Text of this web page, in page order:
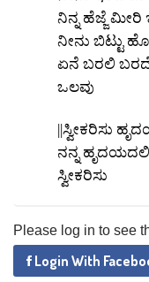
ನಿನ್ನ ಹೆಜ್ಜೆ ಮೀರಿ
ನೀನು ಬಿಟ್ಟು
ಏನೆ ಬರಲಿ
ಒಲವು
||ಸ್ವೀಕರಿಸು
ನನ್ನ ಹೃದಯದಲಿ
ಸ್ವೀಕರಿಸು
Please log in to see
Login With